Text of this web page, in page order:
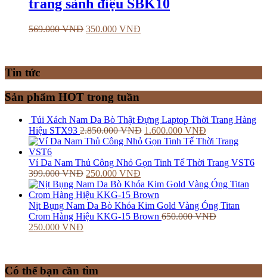
trang sành điệu SBK10
569.000VNĐ 350.000 VNĐ
Tin tức
Sản phẩm HOT trong tuần
Túi Xách Nam Da Bò Thật Đựng Laptop Thời Trang Hàng
Hiệu STX93 2.850.000VNĐ 1.600.000 VNĐ
Ví Da Nam Thủ Công Nhỏ Gọn Tinh Tế Thời Trang VST6
399.000VNĐ 250.000 VNĐ
Nịt Bụng Nam Da Bò Khóa Kim Gold Vàng Óng Titan
Crom Hàng Hiệu KKG-15 Brown 650.000VNĐ
250.000 VNĐ
Có thể bạn cần tìm